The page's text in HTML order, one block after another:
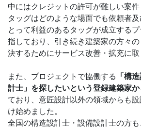
中にはクレジットの許可が難しい案
タッグはどのような場面でも依頼者
とって利益のあるタッグが成立する
指しており、引き続き建築家の方々
決するためにサービス改善・拡充に取
また、プロジェクトで協働する
「構
計士」を探したいという登録建築家
ており、意匠設計以外の領域からも
け始めました。
全国の構造設計士・設備設計士の方